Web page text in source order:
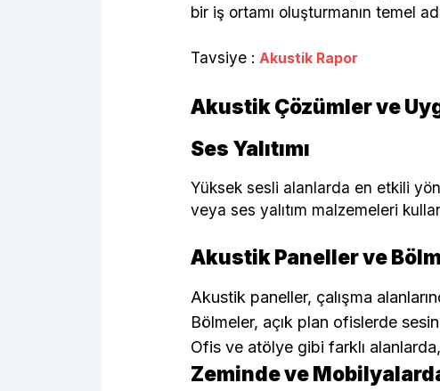
bir iş ortamı oluşturmanın temel
Tavsiye : Akustik Rapor
Akustik Çözümler ve
Ses Yalıtımı
Yüksek sesli alanlarda en etkili
veya ses yalıtım malzemeleri
Akustik Paneller ve
Akustik paneller, çalışma
Bölmeler, açık plan ofislerde
Ofis ve atölye gibi farklı
Zeminde ve